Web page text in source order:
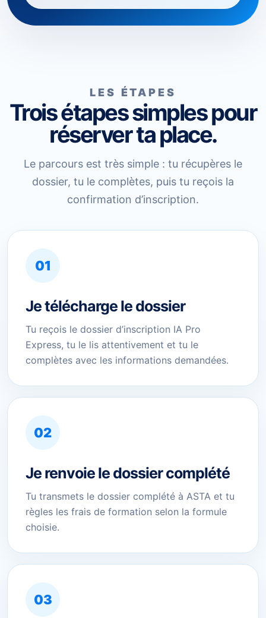
LES ÉTAPES
Trois étapes simples pour
réserver ta place.
Le parcours est très simple : tu récupères le
dossier, tu le complètes, puis tu reçois la
confirmation d’inscription.
01
Je télécharge le dossier
Tu reçois le dossier d’inscription IA Pro
Express, tu le lis attentivement et tu le
complètes avec les informations demandées.
02
Je renvoie le dossier complété
Tu transmets le dossier complété à ASTA et tu
règles les frais de formation selon la formule
choisie.
03